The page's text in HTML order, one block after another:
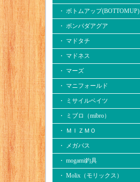
・ ボトムアップ(BOTTOMUP)
・ ボンバダアグア
・ マドタチ
・ マドネス
・ マーズ
・ マニフォールド
・ ミサイルベイツ
・ ミブロ（mibro）
・ ＭＩＺＭＯ
・ メガバス
・ mogami釣具
・ Molix（モリックス）